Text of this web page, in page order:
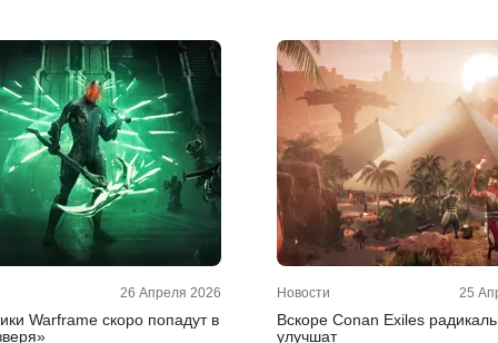
26 Апреля 2026
Warframe скоро попадут в
Новости 25
Вскоре Conan Exiles
улучшат